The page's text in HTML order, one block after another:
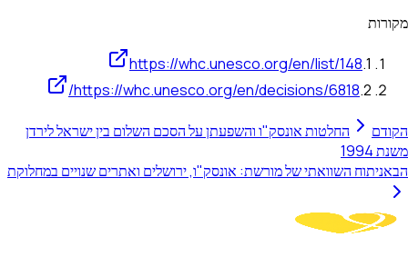
מקורות
1
.
https://whc.unesco.org/en/list/148
2
.
https://whc.unesco.org/en/decisions/6818/
הקודם
החלטות אונסק"ו והשפעתן על הסכם השלום בין ישראל לירדן
משנת 1994
הבאניתוח השוואתי של מורשת: אונסק"ו, ירושלים ואתרים שנויים במחלוקת